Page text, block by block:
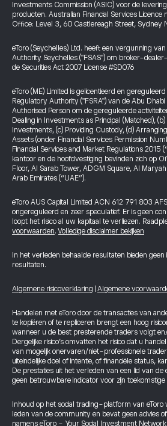
Investments Commission (ASIC) voor de
producten. Australian Financial Services Licence
Office: Level 3, 60 Castlereagh Street, Sydney
eToro (Seychelles) Ltd. heeft een vergunning van
Authority Seychelles ("FSAS") om broker-
de Securities Act 2007 License #SD076
eToro (ME) Limited is gelicentieerd en
Regulatory Authority ("FSRA") van de Abu
Authorised Person om de gereguleerde
Dealing in Investments as Principal (Matched),
Investments, (c) Providing Custody, (d)
Assets (onder Financial Services Permission
Financial Services and Market Regulations 2015
kantoor en de hoofdvestiging bevinden zich op
Floor, Al Sarab Tower, ADGM Square, Al
Arab Emirates (“UAE”).
eToro AUS Capital Limited ACN 612 791 803
ongereguleerd en zeer speculatief. Er is geen
loopt het risico al uw kapitaal te verliezen.
voorwaarden.Volledige disclaimer bekijken
In het verleden behaalde resultaten bieden geen
resultaten.
Algemene risicoverklaring Algemene
Handelen met eToro door de transacties van
te kopiëren of te repliceren brengt een hoog
wanneer u de best presterende traders volgt
Dergelijke risico’s omvatten het risico dat u
van mogelijk onervaren/niet-professionele
uiteindelijke doel of intentie, of financiële status,
De prestaties uit het verleden van een lid van
geen betrouwbare indicator voor zijn toekomstige
Inhoud op het social trading-platform van
leden van de community en bevat geen advies
namens eToro - Your Social Investment Network.